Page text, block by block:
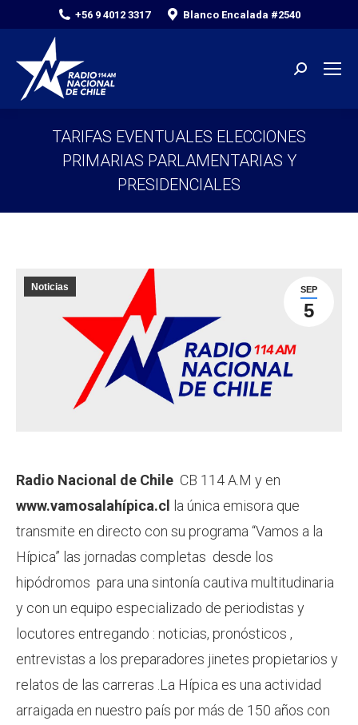
+56 9 4012 3317 Blanco Encalada #2540
Search:
TARIFAS EVENTUALES ELECCIONES
PRIMARIAS PARLAMENTARIAS Y
PRESIDENCIALES
You are here:
SEP
5
Noticias
Radio Nacional de Chile CB 114 A.M y en
www.vamosalahípica.cl
la única emisora que
transmite en directo con su programa “Vamos a la
Hípica” las jornadas completas desde los
hipódromos para una sintonía cautiva multitudinaria
y con un equipo especializado de periodistas y
locutores entregando : noticias, pronósticos ,
entrevistas a los preparadores jinetes propietarios y
relatos de las carreras .La Hípica es una actividad
arraigada en nuestro país por más de 150 años con